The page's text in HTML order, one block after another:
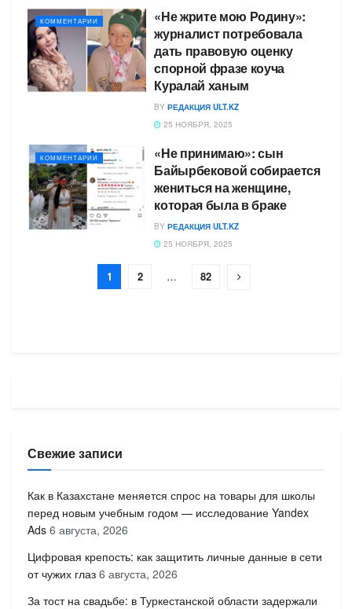
КОММЕНТАРИИ
«Не жрите мою Родину»:
журналист потребовала
дать правовую оценку
спорной фразе коуча
Куралай ханым
BY РЕДАКЦИЯ ULT.KZ
25 НОЯБРЯ, 2025
КОММЕНТАРИИ
«Не принимаю»: сын
Байырбековой собирается
жениться на женщине,
которая была в браке
BY РЕДАКЦИЯ ULT.KZ
25 НОЯБРЯ, 2025
1 2 … 82
Свежие записи
Как в Казахстане меняется спрос на товары для школы
перед новым учебным годом — исследование Yandex
Ads 6 августа, 2026
Цифровая крепость: как защитить личные данные в сети
от чужих глаз 6 августа, 2026
За тост на свадьбе: в Туркестанской области задержали